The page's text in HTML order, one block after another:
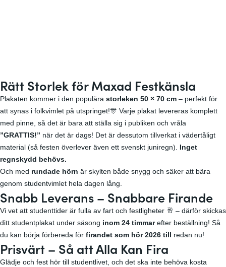
Rätt Storlek för Maxad Festkänsla
Plakaten kommer i den populära storleken 50 × 70 cm – perfekt för
att synas i folkvimlet på utspringet!🎊 Varje plakat levereras komplett
med pinne, så det är bara att ställa sig i publiken och vråla
”GRATTIS!” när det är dags! Det är dessutom tillverkat i väder­tåligt
material (så festen överlever även ett svenskt juniregn). Inget
regnskydd behövs.
Och med rundade hörn är skylten både snygg och säker att bära
genom student­vimlet hela dagen lång.
Snabb Leverans – Snabbare Firande
Vi vet att studenttider är fulla av fart och festligheter 🥂 – därför skickas
ditt studentplakat under säsong inom 24 timmarefter beställning! Så
du kan börja förbereda för firandet som hör 2026 till redan nu!
Prisvärt – Så att Alla Kan Fira
Glädje och fest hör till studentlivet, och det ska inte behöva kosta